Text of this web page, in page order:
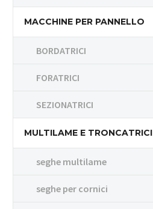
MACCHINE PER PANNELLO
BORDATRICI
FORATRICI
SEZIONATRICI
MULTILAME E TRONCATRICI
seghe multilame
seghe per cornici